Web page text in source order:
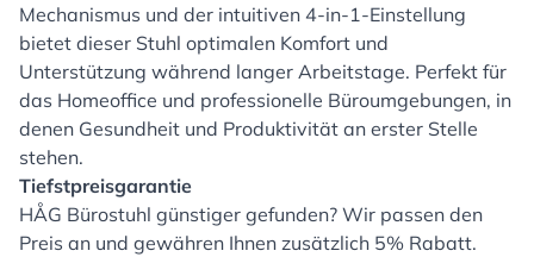
Mechanismus und der intuitiven 4-in-1-Einstellung
bietet dieser Stuhl optimalen Komfort und
Unterstützung während langer Arbeitstage. Perfekt für
das Homeoffice und professionelle Büroumgebungen, in
denen Gesundheit und Produktivität an erster Stelle
stehen.
Tiefstpreisgarantie
HÅG Bürostuhl günstiger gefunden? Wir passen den
Preis an und gewähren Ihnen zusätzlich 5% Rabatt.